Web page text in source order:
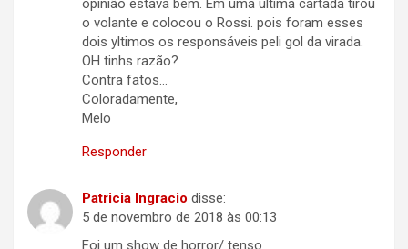
opinião estava bem. Em uma ultima cartada tirou
o volante e colocou o Rossi. pois foram esses
dois yltimos os responsáveis peli gol da virada.
OH tinhs razão?
Contra fatos…
Coloradamente,
Melo
Responder
Patricia Ingracio disse:
5 de novembro de 2018 às 00:13
Foi um show de horror/ tenso